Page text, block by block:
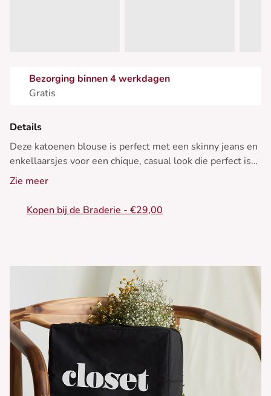
Bezorging binnen 4 werkdagen
Gratis
Details
Deze katoenen blouse is perfect met een skinny jeans en
enkellaarsjes voor een chique, casual look die perfect is
voor elk seizoen.
- Katoenen blouse
- V-hals met ruches
- Delicaat bloemenborduursel
Zie meer
Kopen bij de Braderie - €29,00